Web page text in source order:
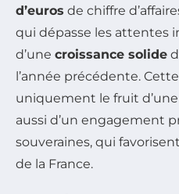
d’euros de chiffre
qui dépasse les attentes
d’une croissance solide
l’année précédente.
uniquement le fruit
aussi d’un engagement
souveraines, qui
de la France.